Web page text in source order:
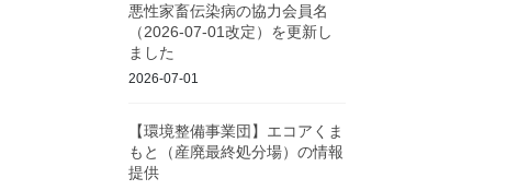
悪性家畜伝染病の協力会員名
（2026-07-01改定）を更新し
ました
2026-07-01
【環境整備事業団】エコアくま
もと（産廃最終処分場）の情報
提供